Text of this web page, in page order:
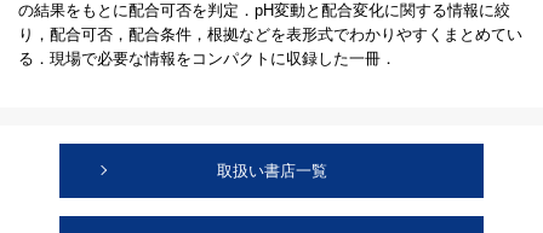
の結果をもとに配合可否を判定．pH変動と配合変化に関する情報に絞
り，配合可否，配合条件，根拠などを表形式でわかりやすくまとめてい
る．現場で必要な情報をコンパクトに収録した一冊．
取扱い書店一覧